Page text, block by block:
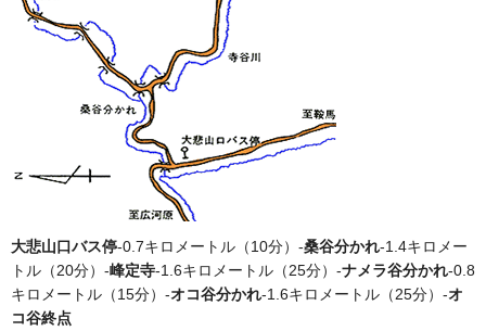
大悲山口バス停-0.7キロメートル（10分）-桑谷分かれ-1.4キロメー
トル（20分）-峰定寺-1.6キロメートル（25分）-ナメラ谷分かれ-0.8
キロメートル（15分）-オコ谷分かれ-1.6キロメートル（25分）-オ
コ谷終点